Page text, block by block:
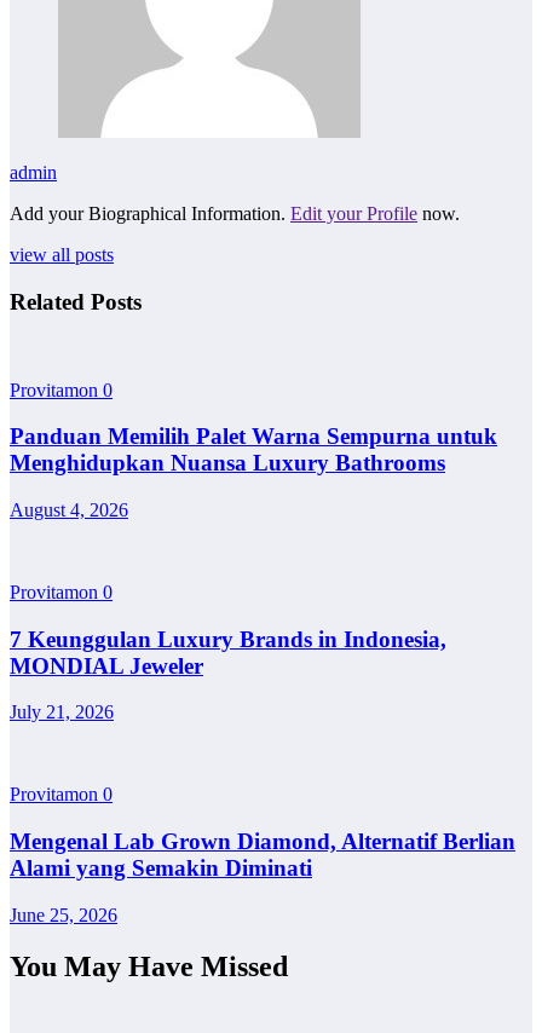
admin
Add your Biographical Information. Edit your Profile now.
view all posts
Related Posts
Provitamon 0
Panduan Memilih Palet Warna Sempurna untuk
Menghidupkan Nuansa Luxury Bathrooms
August 4, 2026
Provitamon 0
7 Keunggulan Luxury Brands in Indonesia,
MONDIAL Jeweler
July 21, 2026
Provitamon 0
Mengenal Lab Grown Diamond, Alternatif Berlian
Alami yang Semakin Diminati
June 25, 2026
You May Have Missed